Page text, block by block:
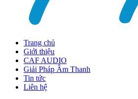
Trang chủ
Giới thiệu
CAF AUDIO
Giải Pháp Âm Thanh
Tin tức
Liên hệ